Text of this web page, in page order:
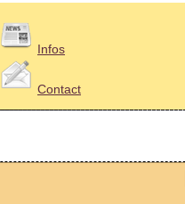
Infos
Contact